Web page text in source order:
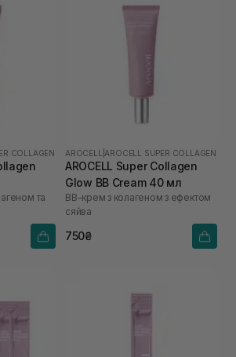
COLLAGEN
та
AROCELL AROCELL SUPER COLLAGEN
AROCELL Super Collagen
Glow BB Cream 40 мл
ВВ-крем з колагеном з ефектом
сяйва
750₴